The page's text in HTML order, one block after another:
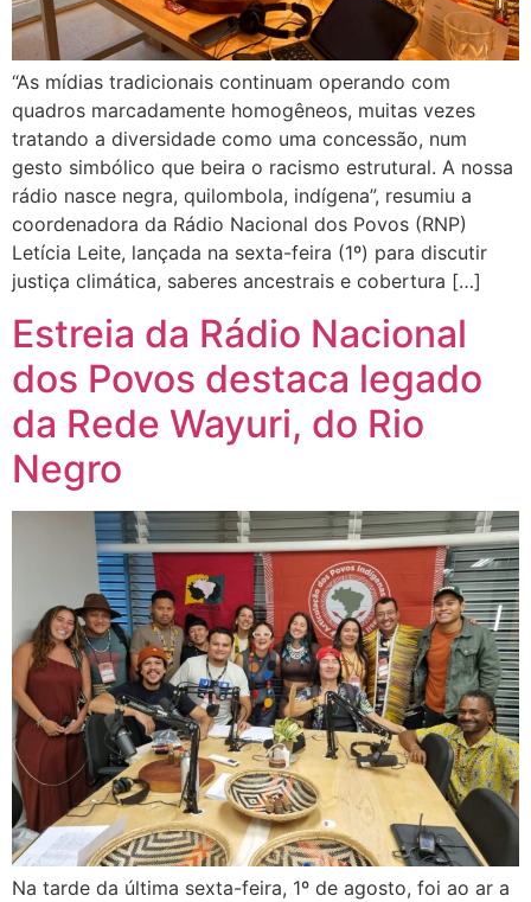
“As mídias tradicionais continuam operando com
quadros marcadamente homogêneos, muitas vezes
tratando a diversidade como uma concessão, num
gesto simbólico que beira o racismo estrutural. A nossa
rádio nasce negra, quilombola, indígena”, resumiu a
coordenadora da Rádio Nacional dos Povos (RNP)
Letícia Leite, lançada na sexta-feira (1º) para discutir
justiça climática, saberes ancestrais e cobertura […]
Estreia da Rádio Nacional
dos Povos destaca legado
da Rede Wayuri, do Rio
Negro
Na tarde da última sexta-feira, 1º de agosto, foi ao ar a